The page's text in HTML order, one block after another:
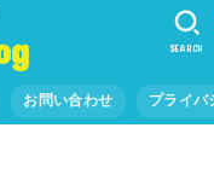
お問い合わせ プライバ
SEARCH